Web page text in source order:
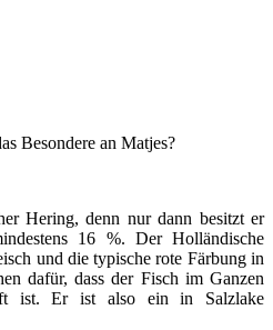
Besondere an Matjes?
Hering, denn nur dann besitzt er
16 %. Der Holländische
und die typische rote Färbung in
dafür, dass der Fisch im Ganzen
ist. Er ist also ein in Salzlake